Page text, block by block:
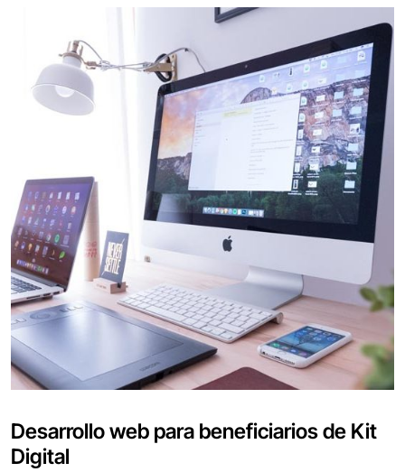
Desarrollo web para beneficiarios de Kit
Digital